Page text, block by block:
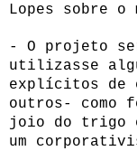
Lopes sobre o
- O projeto
utilizasse
explícitos de
outros- como
joio do trigo e
um